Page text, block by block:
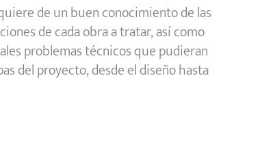
de un buen conocimiento de las
de cada obra a tratar, así como
problemas técnicos que pudieran
del proyecto, desde el diseño hasta